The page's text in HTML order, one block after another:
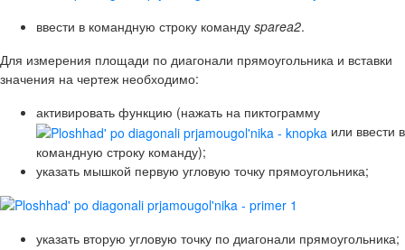
ввести в командную строку команду sparea2.
Для измерения площади по диагонали прямоугольника и вставки
значения на чертеж необходимо:
активировать функцию (нажать на пиктограмму
или ввести в
командную строку команду);
указать мышкой первую угловую точку прямоугольника;
указать вторую угловую точку по диагонали прямоугольника;